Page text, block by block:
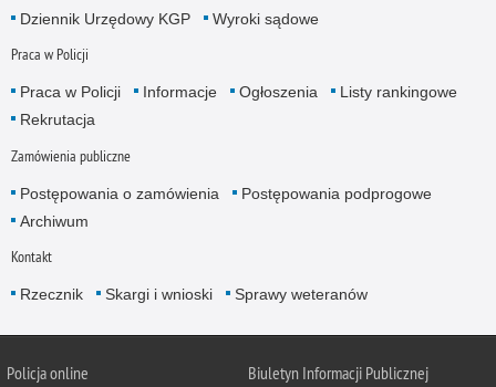
Dziennik Urzędowy KGP Wyroki sądowe
Praca w Policji
Praca w Policji Informacje Ogłoszenia
Listy rankingowe
Rekrutacja
Zamówienia publiczne
Postępowania o zamówienia
Postępowania podprogowe
Archiwum
Kontakt
Rzecznik Skargi i wnioski Sprawy weteranów
Policjaonline Biuletyn Informacji Publicznej